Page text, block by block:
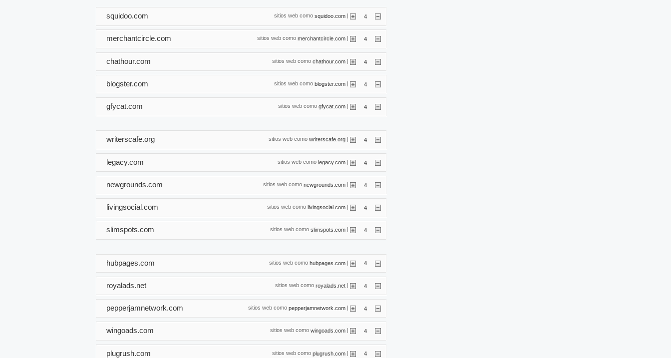
sitios web como squidoo.com 4
squidoo.com
sitios web como merchantcircle.com 4
merchantcircle.com
sitios web como chathour.com | 4
chathour.com
sitios web como blogster.com | 4
blogster.com
sitios web como gfycat.com | 4
gfycat.com
sitios web como writerscafe.org 4
writerscafe.org
sitios web como legacy.com | 4
legacy.com
sitios web como newgrounds.com | 4
newgrounds.com
sitios web como livingsocial.com | 4
livingsocial.com
sitios web como slimspots.com 4
slimspots.com
sitios web como hubpages.com | 4
hubpages.com
sitios web como royalads.net | 4
royalads.net
sitios web como pepperjamnetwork.com | 4
pepperjamnetwork.com
sitios web como wingoads.com 4
wingoads.com
sitios web como plugrush.com | 4
plugrush.com